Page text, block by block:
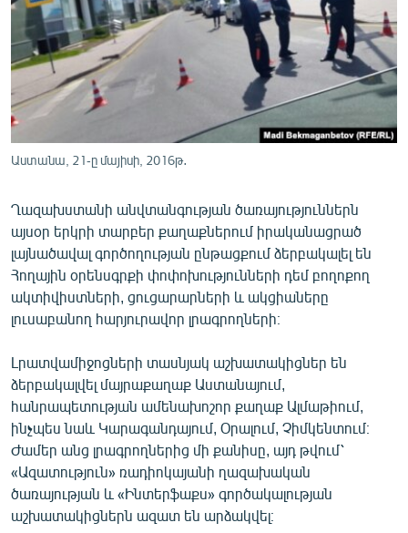
ՄԻՋԱԶԳԱՅԻՆ
ՄՇԱԿՈՒՅԹ
ՍՊՈՐՏ
ՄԵԿՆԱԲԱՆՈՒԹՅՈՒՆ
ՏՏ ԵՒ ԻՆՏԵՐՆԵՏ
ԱՐԽԻՎ
ՏԵՍԱՆՅՈՒԹԵՐ
ԲԱՆԱՎԵՃ
ՁԳՏԵԼՈՎ ԼԱՎԱԳՈՒՅՆԻՆ
Հայերեն
English
Русский
ՀԵՏԵՎԵՔ ՄԵԶ
Աստանա, 21-ը մայիսի, 2016թ․
Ղազախստանի անվտանգության ծառայություններն
այսօր երկրի տարբեր քաղաքներում իրականացրած
լայնածավալ գործողության ընթացքում ձերբակալել են
Հողային օրենսգրքի փոփոխությունների դեմ բողոքող
ակտիվիստների, ցուցարարների և ակցիաները
լուսաբանող հարյուրավոր լրագրողների։
Լրատվամիջոցների տասնյակ աշխատակիցներ են
ձերբակալվել մայրաքաղաք Աստանայում,
հանրապետության ամենախոշոր քաղաք Ալմաթիում,
ինչպես նաև Կարագանդայում, Օրալում, Չիմկենտում։
Ժամեր անց լրագրողներից մի քանիսը, այդ թվում՝
«Ազատություն» ռադիոկայանի ղազախական
ծառայության և «Ինտերֆաքս» գործակալության
աշխատակիցներն ազատ են արձակվել։